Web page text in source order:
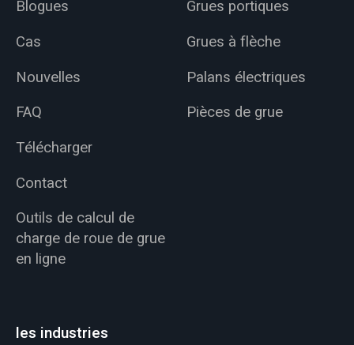
Blogues
Cas
Nouvelles
FAQ
Télécharger
Contact
Outils de calcul de
charge de roue de grue
en ligne
Grues portiques
Grues à flèche
Palans électriques
Pièces de grue
les industries